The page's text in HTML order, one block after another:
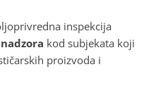
inspekcija
kod subjekata koji
proizvoda i